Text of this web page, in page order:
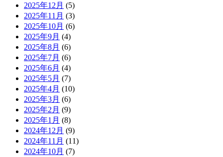
2025年12月 (5)
2025年11月 (3)
2025年10月 (6)
2025年9月 (4)
2025年8月 (6)
2025年7月 (6)
2025年6月 (4)
2025年5月 (7)
2025年4月 (10)
2025年3月 (6)
2025年2月 (9)
2025年1月 (8)
2024年12月 (9)
2024年11月 (11)
2024年10月 (7)